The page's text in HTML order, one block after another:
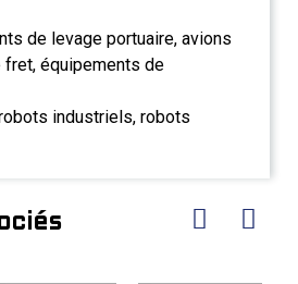
de levage portuaire, avions
fret, équipements de
industriels, robots